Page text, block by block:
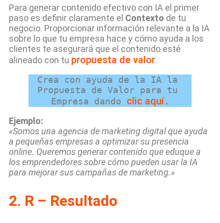
Para generar contenido efectivo con IA el primer
paso es definir claramente el Contexto de tu
negocio. Proporcionar información relevante a la IA
sobre lo que tu empresa hace y cómo ayuda a los
clientes te asegurará que el contenido esté
alineado con tu propuesta de valor.
Crea con ayuda de la IA la
Propuesta de Valor para tu
Empresa dando clic aquí.
Ejemplo:
«Somos una agencia de marketing digital que ayuda
a pequeñas empresas a optimizar su presencia
online. Queremos generar contenido que eduque a
los emprendedores sobre cómo pueden usar la IA
para mejorar sus campañas de marketing.»
2. R – Resultado